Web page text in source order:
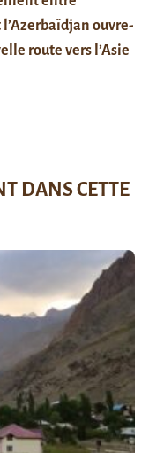
ouvre-
route vers l’Asie
DANS CETTE